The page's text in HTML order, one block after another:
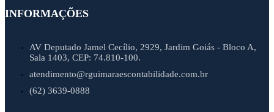
INFORMAÇÕES
AV Deputado Jamel Cecílio, 2929, Jardim Goiás - Bloco A,
Sala 1403, CEP: 74.810-100.
atendimento@rguimaraescontabilidade.com.br
(62) 3639-0888